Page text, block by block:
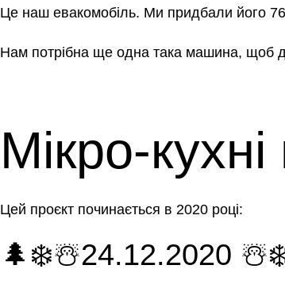
Це наш евакомобіль. Ми придбали його
Нам потрібна ще одна така машина, щоб
Мікро-
Цей проєкт починається в 2020 році:
🌲❄️☃️24.12.2020